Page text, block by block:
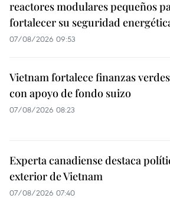
reactores modulares pequeños
fortalecer su seguridad
07/08/2026 09:53
Vietnam fortalece finanzas verdes
con apoyo de fondo suizo
07/08/2026 08:23
Experta canadiense destaca
exterior de Vietnam
07/08/2026 07:40